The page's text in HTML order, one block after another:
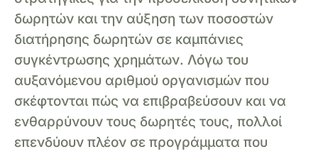
δωρητών και την αύξηση των ποσοστών
διατήρησης δωρητών σε καμπάνιες
συγκέντρωσης χρημάτων. Λόγω του
αυξανόμενου αριθμού οργανισμών που
σκέφτονται πώς να επιβραβεύσουν και να
ενθαρρύνουν τους δωρητές τους, πολλοί
επενδύουν πλέον σε προγράμματα που